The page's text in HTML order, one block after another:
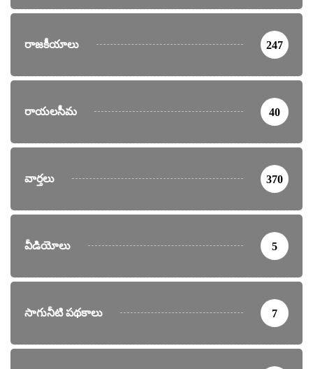
రాజకీయాలు 247
రాయలసీమ 40
వార్తలు 370
వీడియోలు 5
సాగునీటి పథకాలు 7